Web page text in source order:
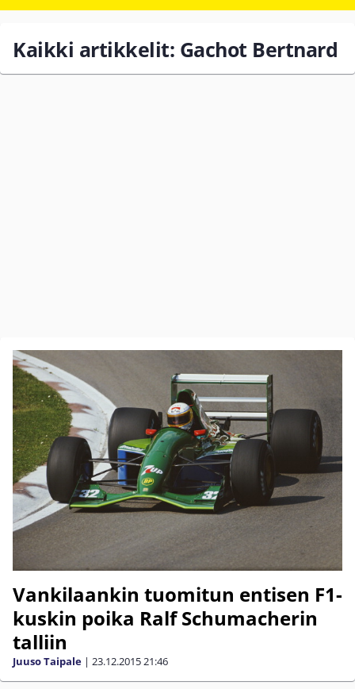
Kaikki artikkelit: Gachot Bertnard
Vankilaankin tuomitun entisen F1-
kuskin poika Ralf Schumacherin
talliin
Juuso Taipale | 23.12.201521:46